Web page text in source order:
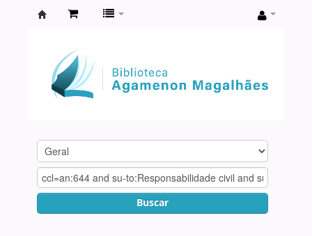
Agamenon
Magalhães
Buscar